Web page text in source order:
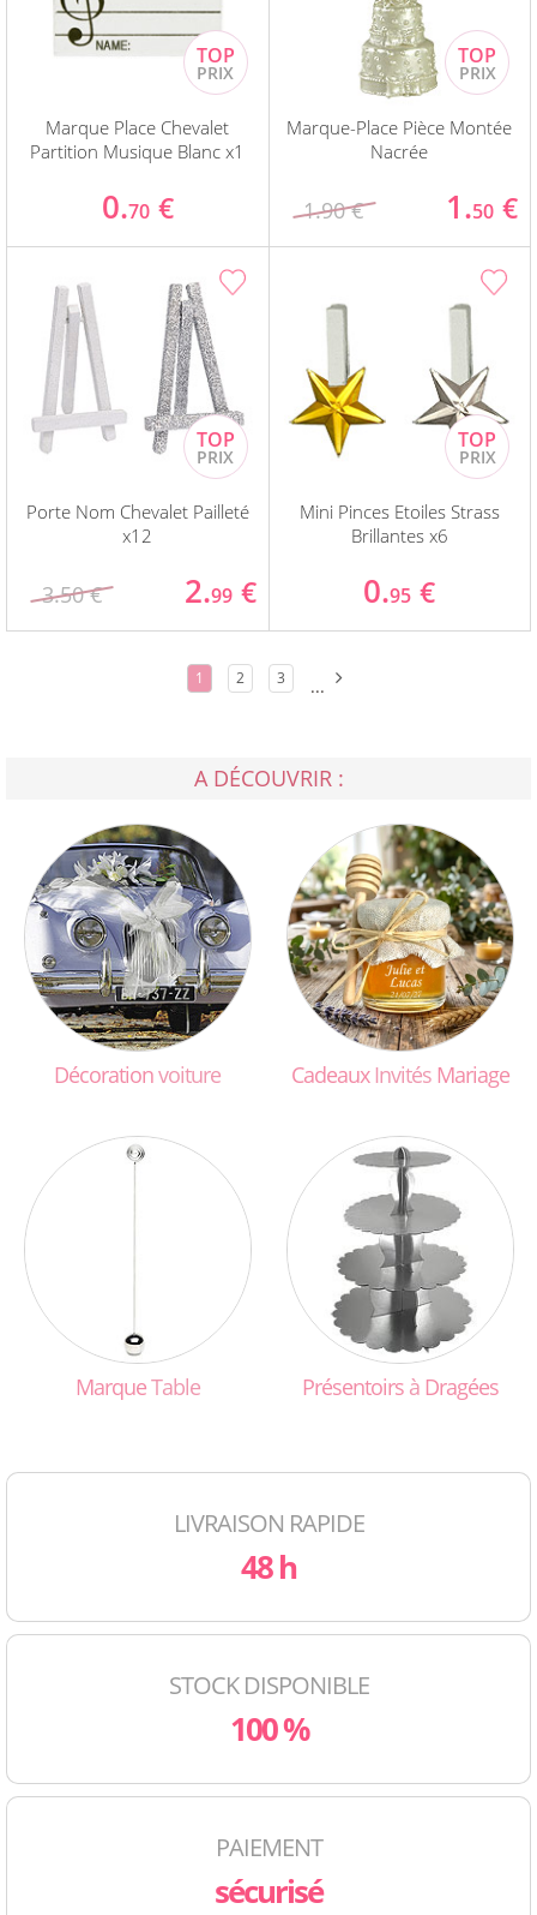
Marque Place Chevalet
Partition Musique Blanc x1
0.70 €
Marque-Place Pièce Montée
Nacrée
1.90 € 1.50 €
Porte Nom Chevalet Pailleté
x12
3.50 € 2.99 €
Mini Pinces Etoiles Strass
Brillantes x6
0.95 €
1 2 3 ...
A DÉCOUVRIR :
Décorationvoiture CadeauxInvitésMariage
MarqueTable Présentoirs àDragées
LIVRAISON RAPIDE
48 h
STOCK DISPONIBLE
100 %
PAIEMENT
sécurisé